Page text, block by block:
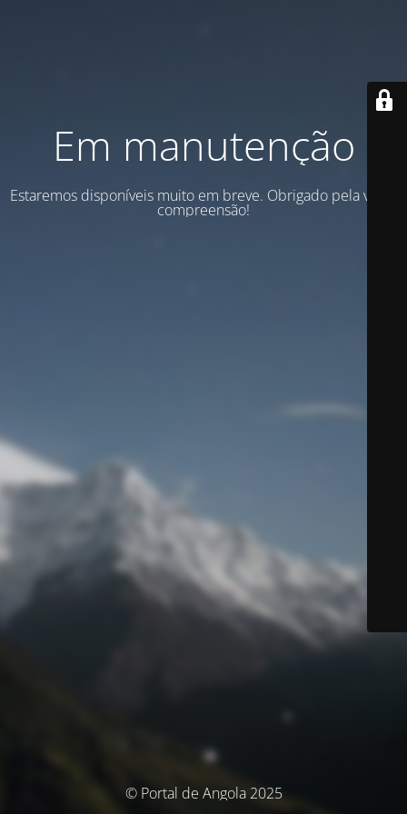
Em manutenção
Estaremos disponíveis muito em breve. Obrigado pela vossa
compreensão!
© Portal de Angola 2025